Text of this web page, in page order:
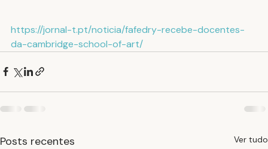
https://jornal-t.pt/noticia/fafedry-recebe-docentes-
da-cambridge-school-of-art/
Posts recentes Ver tudo